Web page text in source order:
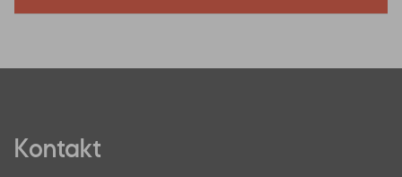
Kontakt